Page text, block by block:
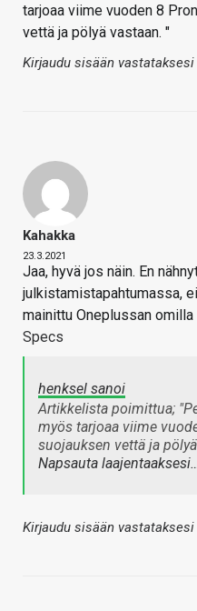
tarjoaa viime vuoden 8
vettä ja pölyä vastaan. "
Kirjaudu sisään vastataksesi
Kahakka
23.3.2021
Jaa, hyvä jos näin. En
julkistamistapahtumassa,
mainittu Oneplussan
Specs
henksel sanoi
Artikkelista poimittua;
myös tarjoaa viime
suojauksen vettä ja
Napsauta laajentaaksesi…
Kirjaudu sisään vastataksesi